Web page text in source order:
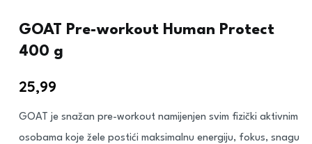
GOAT Pre-workout Human Protect
400 g
25,99
GOAT je snažan pre-workout namijenjen svim fizički aktivnim
osobama koje žele postići maksimalnu energiju, fokus, snagu